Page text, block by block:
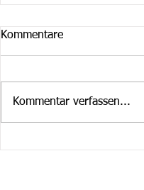
Kommentare
Kommentar verfassen...